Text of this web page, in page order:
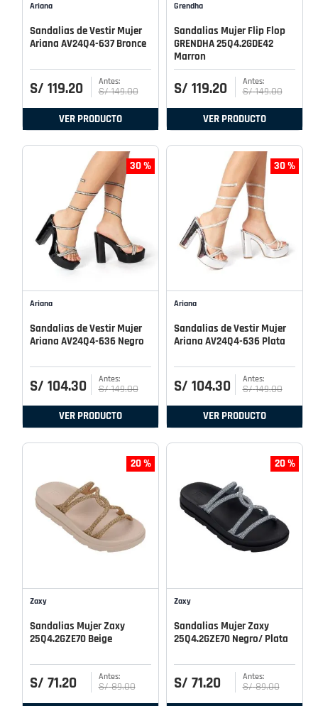
Ariana
Sandalias de Vestir Mujer
Ariana AV24Q4-637 Bronce
S/ 119.20 S/ 149.00
VER PRODUCTO
Grendha
Sandalias Mujer Flip Flop
GRENDHA 25Q4.2GDE42
Marron
S/ 119.20 S/ 149.00
VER PRODUCTO
30 %
Ariana
Sandalias de Vestir Mujer
Ariana AV24Q4-636 Negro
S/ 104.30 S/ 149.00
VER PRODUCTO
30 %
Ariana
Sandalias de Vestir Mujer
Ariana AV24Q4-636 Plata
S/ 104.30 S/ 149.00
VER PRODUCTO
20 %
Zaxy
Sandalias Mujer Zaxy
25Q4.2GZE70 Beige
S/ 71.20 S/ 89.00
20 %
Zaxy
Sandalias Mujer Zaxy
25Q4.2GZE70 Negro/ Plata
S/ 71.20 S/ 89.00